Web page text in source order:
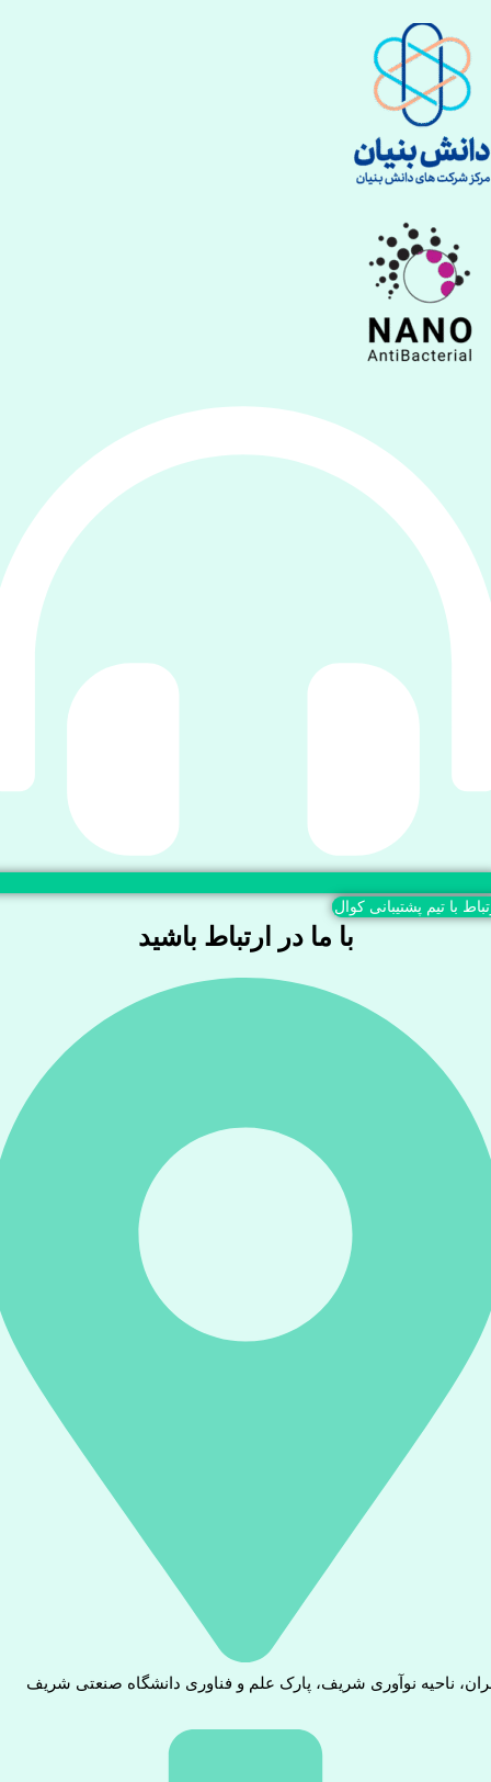
با تیم پشتیبانی کوال
با ما در ارتباط باشید
ناحیه نوآوری شریف، پارک علم و فناوری دانشگاه صنعتی شریف